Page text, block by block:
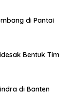
di Pantai
Bentuk Tim
di Banten